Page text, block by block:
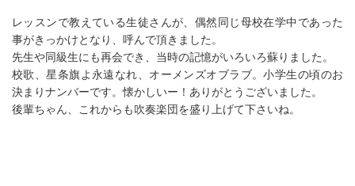
レッスンで教えている生徒さんが、偶然同じ母校在学中であった
事がきっかけとなり、呼んで頂きました。
先生や同級生にも再会でき、当時の記憶がいろいろ蘇りました。
校歌、星条旗よ永遠なれ、オーメンズオブラブ。小学生の頃のお
決まりナンバーです。懐かしいー！ありがとうございました。
後輩ちゃん、これからも吹奏楽団を盛り上げて下さいね。